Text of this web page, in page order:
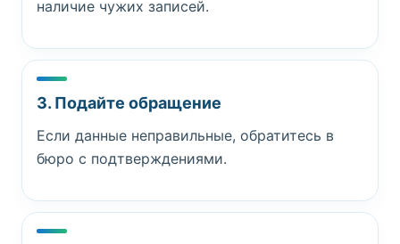
наличие чужих записей.
3. Подайте обращение
Если данные неправильные, обратитесь в
бюро с подтверждениями.